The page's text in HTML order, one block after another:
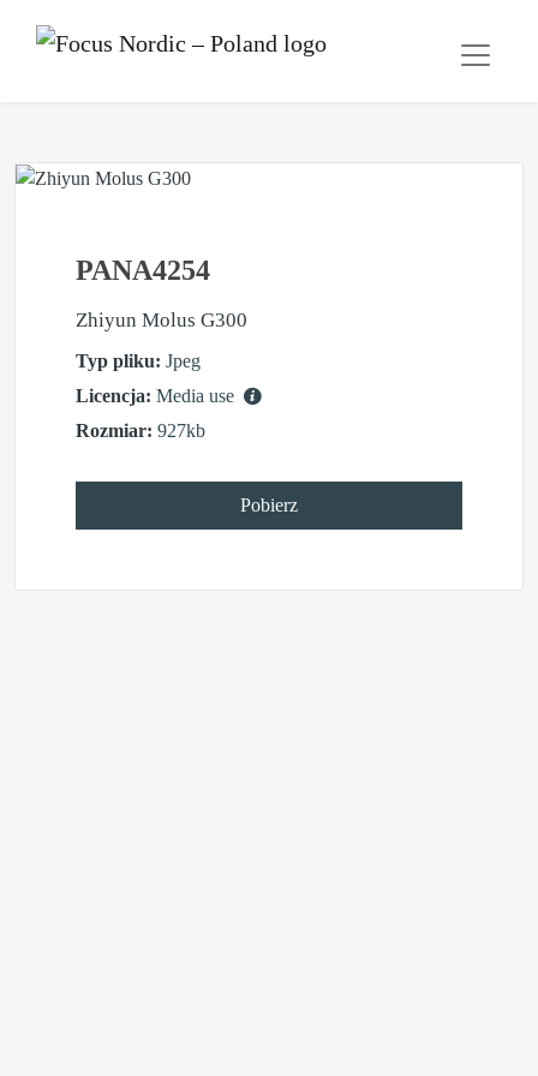
PANA4254
Zhiyun Molus G300
Typ pliku: Jpeg
Licencja: Media use
Rozmiar: 927kb
Pobierz